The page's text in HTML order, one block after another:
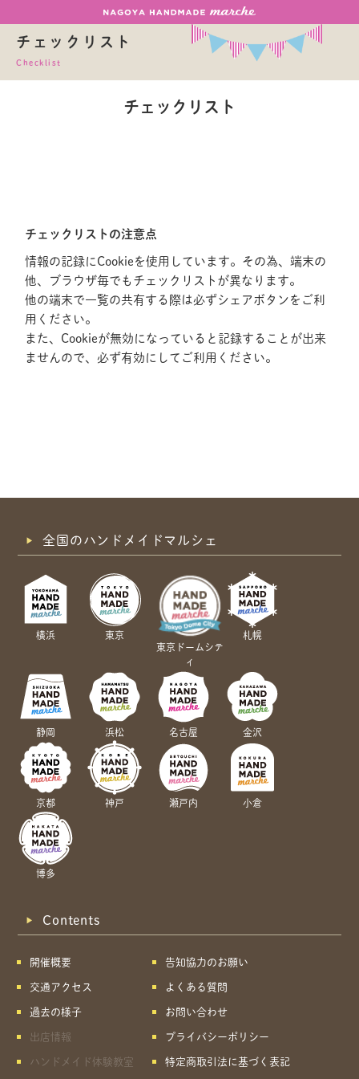
チェックリスト
Checklist
チェックリスト
チェックリストの注意点
情報の記録にCookieを使用しています。その為、端末の
他、ブラウザ毎でもチェックリストが異なります。
他の端末で一覧の共有する際は必ずシェアボタンをご利
用ください。
また、Cookieが無効になっていると記録することが出来
ませんので、必ず有効にしてご利用ください。
共有方法を選択
全国のハンドメイドマルシェ
横浜
東京
東京ドームシテ
ィ
札幌
静岡 浜松 名古屋 金沢
京都 神戸 瀬戸内 小倉
博多
Contents
開催概要
交通アクセス
過去の様子
出店情報
ハンドメイド体験教室
告知協力のお願い
よくある質問
お問い合わせ
プライバシーポリシー
特定商取引法に基づく表記